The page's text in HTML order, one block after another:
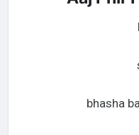
bhasha